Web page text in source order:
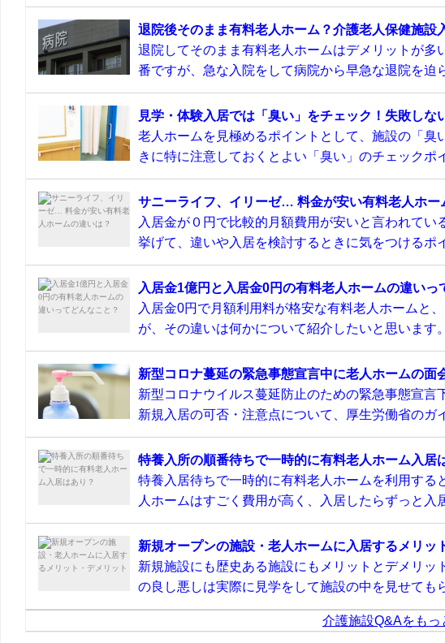
退院後そのまま有料老人ホーム？介護老人保健施設
退院してそのまま有料老人ホームはデメリットが
番ですが、急な入院をして病院から早急な退院を迫
見学・体験入居では「臭い」をチェック！失敗しな
老人ホームを見極めるポイントとして、施設の「臭
きに特に注意しておくとよい「臭い」のチェックポ
サニーライフ、イリーゼ… 料金が安い有料老人ホー
入居金が０円で比較的月額費用が安いと言われて
挙げて、違いや入居を検討するときに気をつけるポ
入居金1億円と入居金0円の有料老人ホームの違いっ
入居金0円で月額利用料が格安な有料老人ホームと
が、その違いは何かについて紹介したいと思います
新型コロナ蔓延の緊急事態宣言中に老人ホームの面
新型コロナウイルス蔓延防止のための緊急事態宣
新規入居の可否・注意点について、厚生労働省のガ
特養入所の順番待ちで一時的に有料老人ホーム入居
特養入居待ちで一時的に有料老人ホームを利用す
人ホームはすごく費用が高く、入居したらずっと入
新規オープンの施設・老人ホームに入居するメリッ
新規施設にも歴史ある施設にもメリットとデメリ
の良し悪しは実際に見学をして施設の中を見せても
介護施設Q&Aをもっ